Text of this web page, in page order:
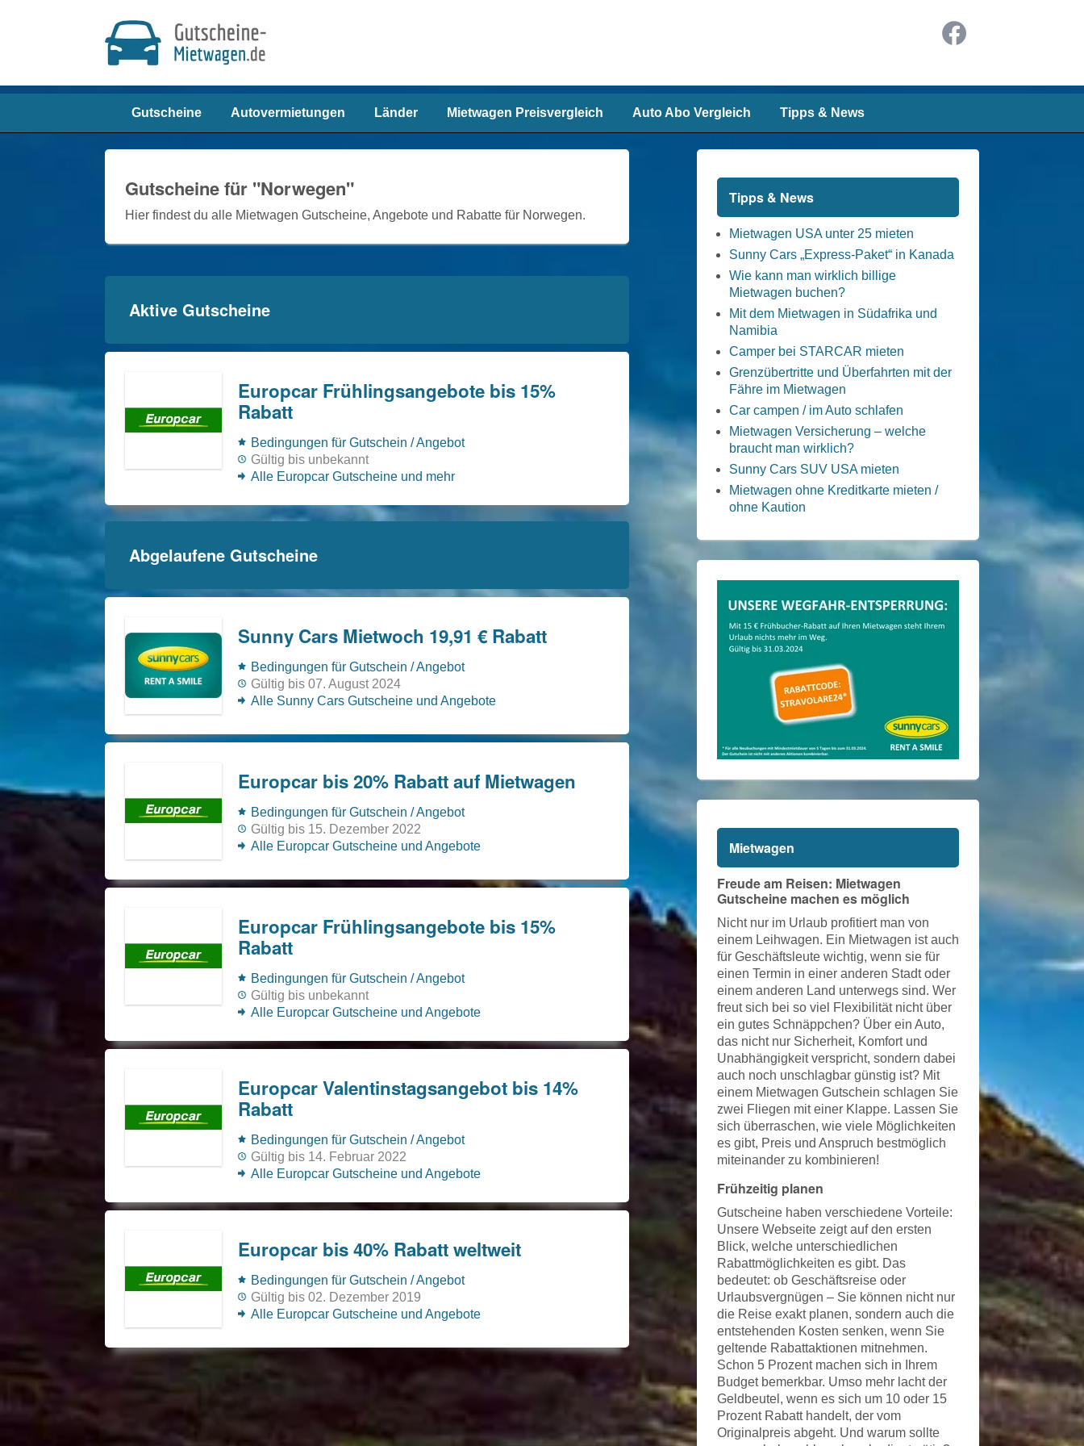
Gutscheine Autovermietungen Länder Mietwagen Preisvergleich Auto Abo Vergleich Tipps & News
Gutscheine für "Norwegen"
Hier findest du alle Mietwagen Gutscheine, Angebote und Rabatte für Norwegen.
Aktive Gutscheine
Europcar Frühlingsangebote bis 15%
Rabatt
Bedingungen für Gutschein / Angebot
Gültig bis unbekannt
Alle Europcar Gutscheine und mehr
Abgelaufene Gutscheine
Sunny Cars Mietwoch 19,91 € Rabatt
Bedingungen für Gutschein / Angebot
Gültig bis 07. August 2024
Alle Sunny Cars Gutscheine und Angebote
Europcar bis 20% Rabatt auf Mietwagen
Bedingungen für Gutschein / Angebot
Gültig bis 15. Dezember 2022
Alle Europcar Gutscheine und Angebote
Europcar Frühlingsangebote bis 15%
Rabatt
Bedingungen für Gutschein / Angebot
Gültig bis unbekannt
Alle Europcar Gutscheine und Angebote
Europcar Valentinstagsangebot bis 14%
Rabatt
Bedingungen für Gutschein / Angebot
Gültig bis 14. Februar 2022
Alle Europcar Gutscheine und Angebote
Europcar bis 40% Rabatt weltweit
Bedingungen für Gutschein / Angebot
Gültig bis 02. Dezember 2019
Alle Europcar Gutscheine und Angebote
Tipps & News
Mietwagen USA unter 25 mieten
Sunny Cars „Express-Paket“ in Kanada
Wie kann man wirklich billige
Mietwagen buchen?
Mit dem Mietwagen in Südafrika und
Namibia
Camper bei STARCAR mieten
Grenzübertritte und Überfahrten mit der
Fähre im Mietwagen
Car campen / im Auto schlafen
Mietwagen Versicherung – welche
braucht man wirklich?
Sunny Cars SUV USA mieten
Mietwagen ohne Kreditkarte mieten /
ohne Kaution
Mietwagen
Freude am Reisen: Mietwagen
Gutscheine machen es möglich
Nicht nur im Urlaub profitiert man von
einem Leihwagen. Ein Mietwagen ist auch
für Geschäftsleute wichtig, wenn sie für
einen Termin in einer anderen Stadt oder
einem anderen Land unterwegs sind. Wer
freut sich bei so viel Flexibilität nicht über
ein gutes Schnäppchen? Über ein Auto,
das nicht nur Sicherheit, Komfort und
Unabhängigkeit verspricht, sondern dabei
auch noch unschlagbar günstig ist? Mit
einem Mietwagen Gutschein schlagen Sie
zwei Fliegen mit einer Klappe. Lassen Sie
sich überraschen, wie viele Möglichkeiten
es gibt, Preis und Anspruch bestmöglich
miteinander zu kombinieren!
Frühzeitig planen
Gutscheine haben verschiedene Vorteile:
Unsere Webseite zeigt auf den ersten
Blick, welche unterschiedlichen
Rabattmöglichkeiten es gibt. Das
bedeutet: ob Geschäftsreise oder
Urlaubsvergnügen – Sie können nicht nur
die Reise exakt planen, sondern auch die
entstehenden Kosten senken, wenn Sie
geltende Rabattaktionen mitnehmen.
Schon 5 Prozent machen sich in Ihrem
Budget bemerkbar. Umso mehr lacht der
Geldbeutel, wenn es sich um 10 oder 15
Prozent Rabatt handelt, der vom
Originalpreis abgeht. Und warum sollte